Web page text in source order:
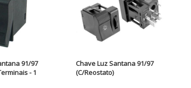
91/97
- 1
Chave Luz Santana 91/97
(C/Reostato)